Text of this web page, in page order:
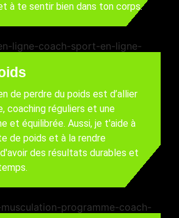
à te sentir bien dans ton corps.
de perdre du poids est d’allier
coaching réguliers et une
et équilibrée. Aussi, je t'aide à
de poids et à la rendre
des résultats durables et